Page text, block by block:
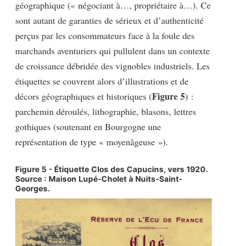
géographique (« négociant à…, propriétaire à…). Ce
sont autant de garanties de sérieux et d’authenticité
perçus par les consommateurs face à la foule des
marchands aventuriers qui pullulent dans un contexte
de croissance débridée des vignobles industriels. Les
étiquettes se couvrent alors d’illustrations et de
décors géographiques et historiques (Figure 5) :
parchemin déroulés, lithographie, blasons, lettres
gothiques (soutenant en Bourgogne une
représentation de type « moyenâgeuse »).
Figure 5 - Étiquette Clos des Capucins, vers 1920.
Source : Maison Lupé-Cholet à Nuits-Saint-
Georges.